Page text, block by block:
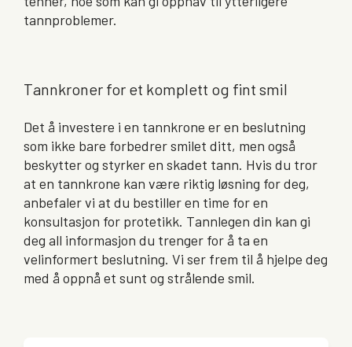
tannproblemer.
Tannkroner for et komplett og fint smil
Det å investere i en tannkrone er en beslutning
som ikke bare forbedrer smilet ditt, men også
beskytter og styrker en skadet tann. Hvis du tror
at en tannkrone kan være riktig løsning for deg,
anbefaler vi at du bestiller en time for en
konsultasjon for protetikk. Tannlegen din kan gi
deg all informasjon du trenger for å ta en
velinformert beslutning. Vi ser frem til å hjelpe deg
med å oppnå et sunt og strålende smil.